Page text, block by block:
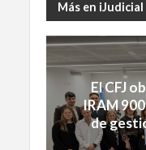
Más en iJudicial
El CFJ
IRAM
de